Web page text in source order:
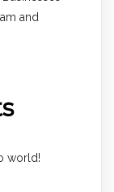
and
world!